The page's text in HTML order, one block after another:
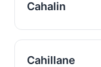
Cahalin
Cahillane